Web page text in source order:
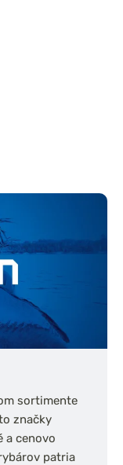
sortimente
značky
a cenovo
patria